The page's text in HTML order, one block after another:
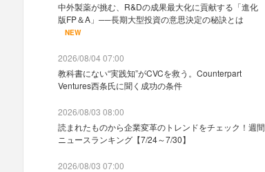
中外製薬が挑む、R&Dの成果最大化に貢献する「進化
版FP＆A」──長期大型投資の意思決定の秘訣とは
NEW
2026/08/04 07:00
教科書にない“実践知”がCVCを救う。Counterpart
Ventures西条氏に聞く成功の条件
2026/08/03 08:00
読まれたものから企業変革のトレンドをチェック！週間
ニュースランキング【7/24～7/30】
2026/08/03 07:00